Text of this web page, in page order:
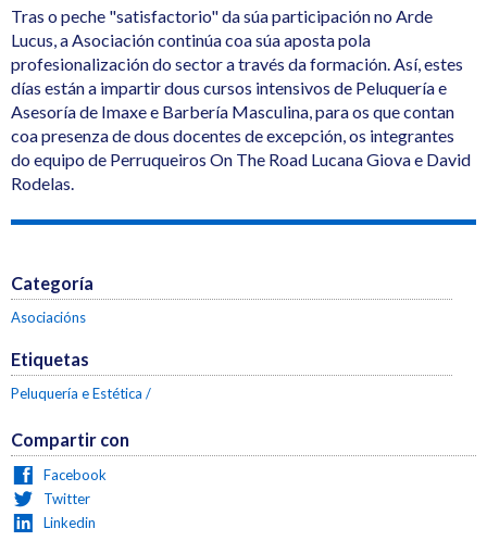
Tras o peche "satisfactorio" da súa participación no Arde
Lucus, a Asociación continúa coa súa aposta pola
profesionalización do sector a través da formación. Así, estes
días están a impartir dous cursos intensivos de Peluquería e
Asesoría de Imaxe e Barbería Masculina, para os que contan
coa presenza de dous docentes de excepción, os integrantes
do equipo de Perruqueiros On The Road Lucana Giova e David
Rodelas.
Categoría
Asociacións
Etiquetas
Peluquería e Estética
Compartir con
Facebook
Twitter
Linkedin